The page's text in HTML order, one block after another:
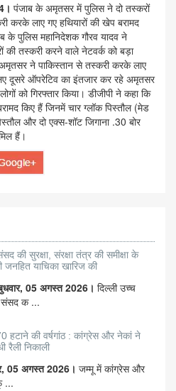
पंजाब के अमृतसर में पुलिस ने दो तस्करों
करके लाए गए हथियारों की खेप बरामद
के पुलिस महानिदेशक गौरव यादव ने
की तस्करी करने वाले नेटवर्क को बड़ा
ने पाकिस्तान से तस्करी करके लाए
दूसरे ऑपरेटिव का इंतजार कर रहे अमृतसर
को गिरफ्तार किया। डीजीपी ने कहा कि
किए हैं जिनमें चार ग्लॉक पिस्तौल (मेड
और दो एक्स-शॉट जिगाना .30 बोर
हैं।
की सुरक्षा, संरक्षा तंत्र की समीक्षा के
जनहित याचिका खारिज की
05 अगस्त 2026। दिल्ली उच्च
संसद क ...
हटाने की वर्षगांठ : कांग्रेस और नेकां ने
रैली निकाली
05 अगस्त 2026। जम्मू में कांग्रेस और
...